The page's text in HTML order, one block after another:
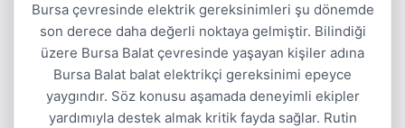
Bursa çevresinde elektrik gereksinimleri şu dönemde
son derece daha değerli noktaya gelmiştir. Bilindiği
üzere Bursa Balat çevresinde yaşayan kişiler adına
Bursa Balat balat elektrikçi gereksinimi epeyce
yaygındır. Söz konusu aşamada deneyimli ekipler
yardımıyla destek almak kritik fayda sağlar. Rutin